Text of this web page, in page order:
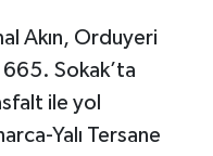
Akın, Orduyeri
Sokak’ta
ile yol
Yalı Tersane